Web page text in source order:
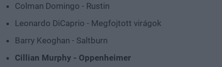
Colman Domingo - Rustin
Leonardo DiCaprio - Megfojtott virágok
Barry Keoghan - Saltburn
Cillian Murphy - Oppenheimer